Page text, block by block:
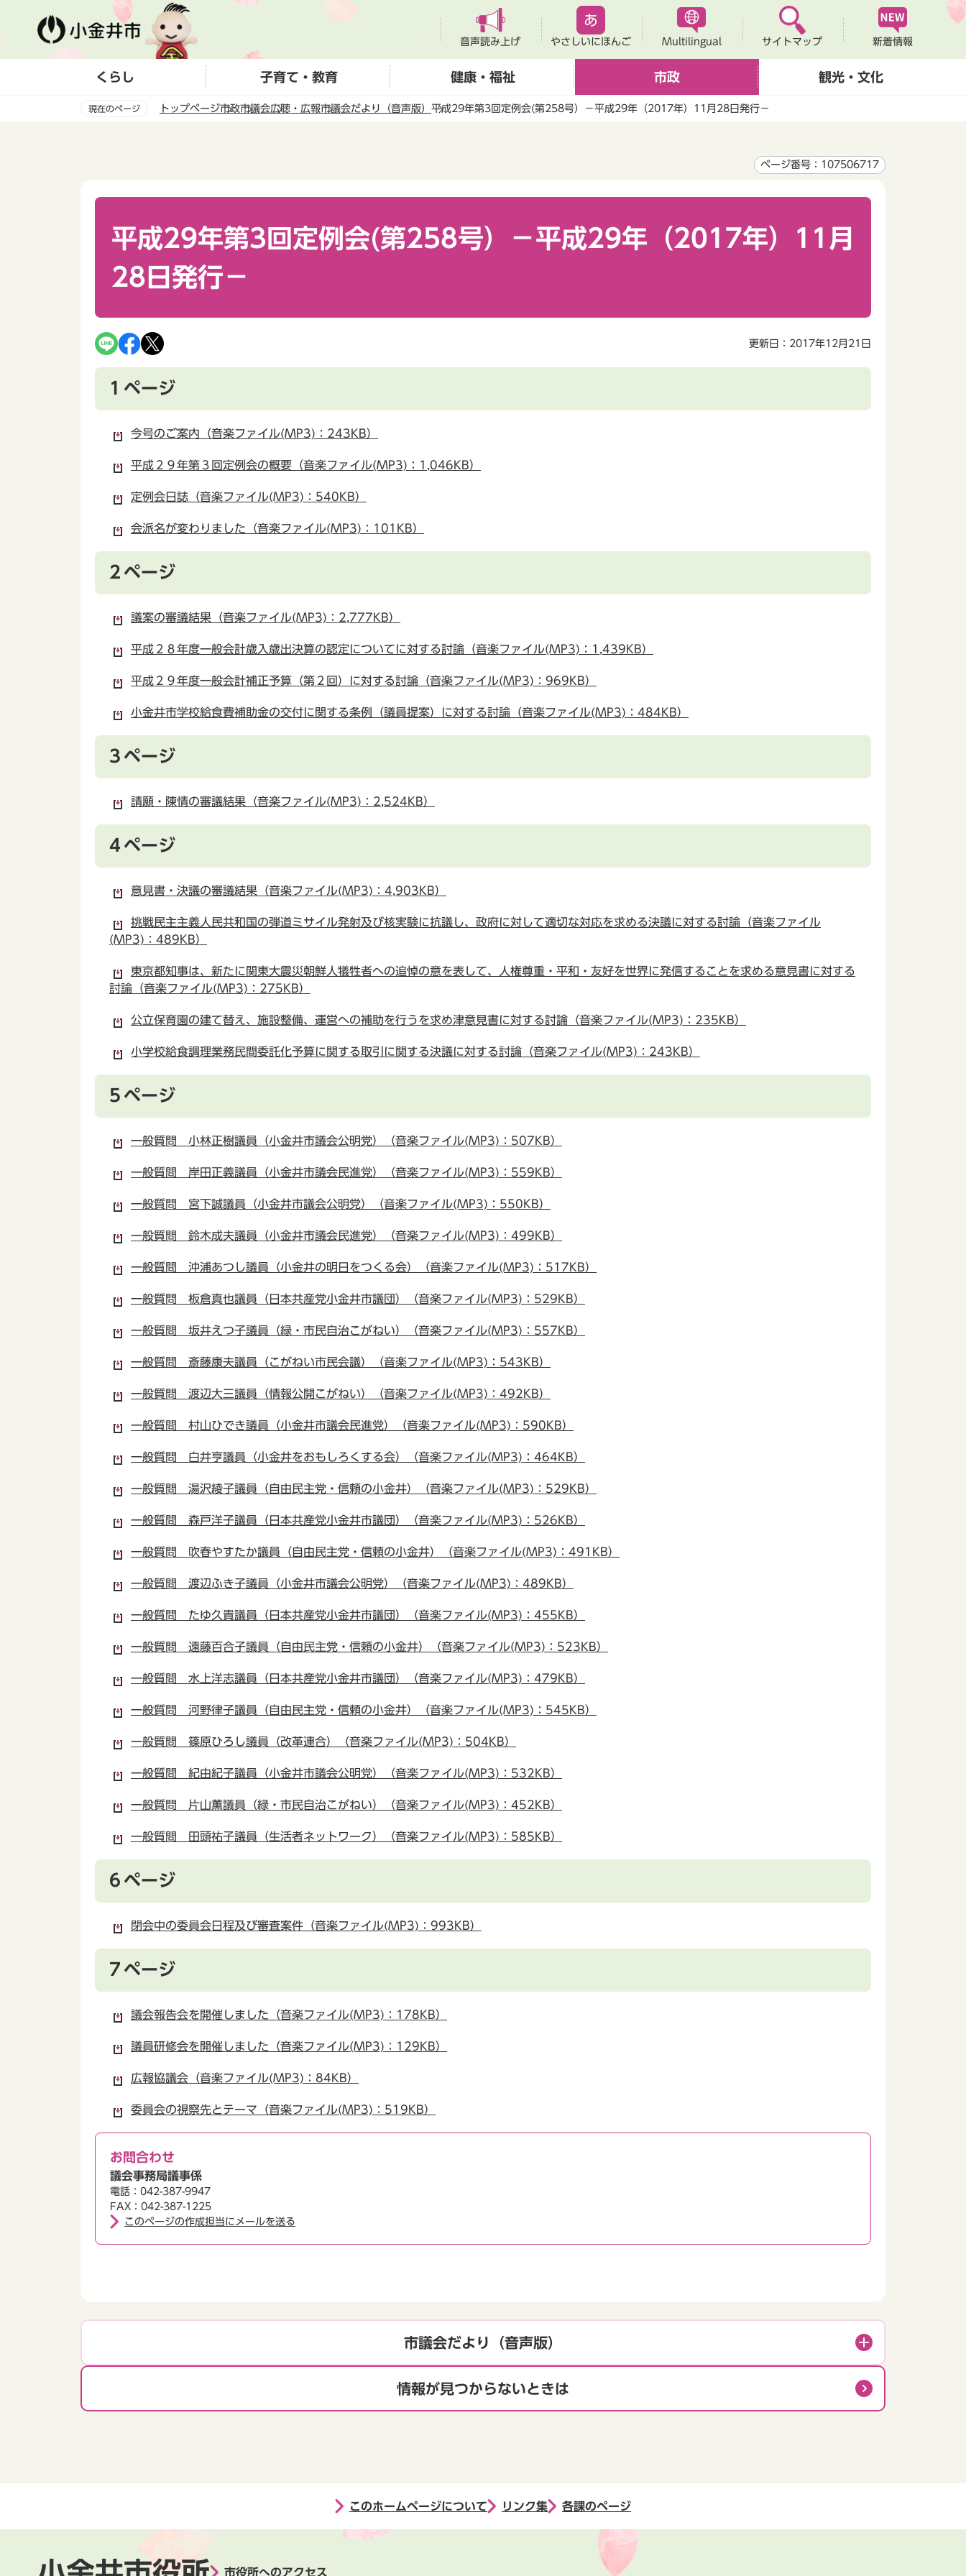
ー
音声読み上げ やさしいにほんご Multilingual サイトマップ 新着情報
くらし 子育て・教育 健康・福祉 市政 観光・文化
現在のページ トップページ市政市議会広聴・広報市議会だより（音声版） 平成29年第3回定例会(第258号）－平成29年（2017年）11月28日発行－
ページ番号：107506717
平成29年第3回定例会(第258号）－平成29年（2017年）11月
28日発行－
更新日：2017年12月21日
１ページ
今号のご案内（音楽ファイル(MP3)：243KB）
平成２９年第３回定例会の概要（音楽ファイル(MP3)：1,046KB）
定例会日誌（音楽ファイル(MP3)：540KB）
会派名が変わりました（音楽ファイル(MP3)：101KB）
２ページ
議案の審議結果（音楽ファイル(MP3)：2,777KB）
平成２８年度一般会計歳入歳出決算の認定についてに対する討論（音楽ファイル(MP3)：1,439KB）
平成２９年度一般会計補正予算（第２回）に対する討論（音楽ファイル(MP3)：969KB）
小金井市学校給食費補助金の交付に関する条例（議員提案）に対する討論（音楽ファイル(MP3)：484KB）
３ページ
請願・陳情の審議結果（音楽ファイル(MP3)：2,524KB）
４ページ
意見書・決議の審議結果（音楽ファイル(MP3)：4,903KB）
挑戦民主主義人民共和国の弾道ミサイル発射及び核実験に抗議し、政府に対して適切な対応を求める決議に対する討論（音楽ファイル
(MP3)：489KB）
東京都知事は、新たに関東大震災朝鮮人犠牲者への追悼の意を表して、人権尊重・平和・友好を世界に発信することを求める意見書に対する
討論（音楽ファイル(MP3)：275KB）
公立保育園の建て替え、施設整備、運営への補助を行うを求め津意見書に対する討論（音楽ファイル(MP3)：235KB）
小学校給食調理業務民間委託化予算に関する取引に関する決議に対する討論（音楽ファイル(MP3)：243KB）
５ページ
一般質問 小林正樹議員（小金井市議会公明党）（音楽ファイル(MP3)：507KB）
一般質問 岸田正義議員（小金井市議会民進党）（音楽ファイル(MP3)：559KB）
一般質問 宮下誠議員（小金井市議会公明党）（音楽ファイル(MP3)：550KB）
一般質問 鈴木成夫議員（小金井市議会民進党）（音楽ファイル(MP3)：499KB）
一般質問 沖浦あつし議員（小金井の明日をつくる会）（音楽ファイル(MP3)：517KB）
一般質問 板倉真也議員（日本共産党小金井市議団）（音楽ファイル(MP3)：529KB）
一般質問 坂井えつ子議員（緑・市民自治こがねい）（音楽ファイル(MP3)：557KB）
一般質問 斎藤康夫議員（こがねい市民会議）（音楽ファイル(MP3)：543KB）
一般質問 渡辺大三議員（情報公開こがねい）（音楽ファイル(MP3)：492KB）
一般質問 村山ひでき議員（小金井市議会民進党）（音楽ファイル(MP3)：590KB）
一般質問 白井亨議員（小金井をおもしろくする会）（音楽ファイル(MP3)：464KB）
一般質問 湯沢綾子議員（自由民主党・信頼の小金井）（音楽ファイル(MP3)：529KB）
一般質問 森戸洋子議員（日本共産党小金井市議団）（音楽ファイル(MP3)：526KB）
一般質問 吹春やすたか議員（自由民主党・信頼の小金井）（音楽ファイル(MP3)：491KB）
一般質問 渡辺ふき子議員（小金井市議会公明党）（音楽ファイル(MP3)：489KB）
一般質問 たゆ久貴議員（日本共産党小金井市議団）（音楽ファイル(MP3)：455KB）
一般質問 遠藤百合子議員（自由民主党・信頼の小金井）（音楽ファイル(MP3)：523KB）
一般質問 水上洋志議員（日本共産党小金井市議団）（音楽ファイル(MP3)：479KB）
一般質問 河野律子議員（自由民主党・信頼の小金井）（音楽ファイル(MP3)：545KB）
一般質問 篠原ひろし議員（改革連合）（音楽ファイル(MP3)：504KB）
一般質問 紀由紀子議員（小金井市議会公明党）（音楽ファイル(MP3)：532KB）
一般質問 片山薫議員（緑・市民自治こがねい）（音楽ファイル(MP3)：452KB）
一般質問 田頭祐子議員（生活者ネットワーク）（音楽ファイル(MP3)：585KB）
６ページ
閉会中の委員会日程及び審査案件（音楽ファイル(MP3)：993KB）
７ページ
議会報告会を開催しました（音楽ファイル(MP3)：178KB）
議員研修会を開催しました（音楽ファイル(MP3)：129KB）
広報協議会（音楽ファイル(MP3)：84KB）
委員会の視察先とテーマ（音楽ファイル(MP3)：519KB）
お問合わせ
議会事務局議事係
電話：042-387-9947
FAX：042-387-1225
このページの作成担当にメールを送る
市議会だより（音声版）
情報が見つからないときは
このホームページについて リンク集 各課のページ
市役所へのアクセス